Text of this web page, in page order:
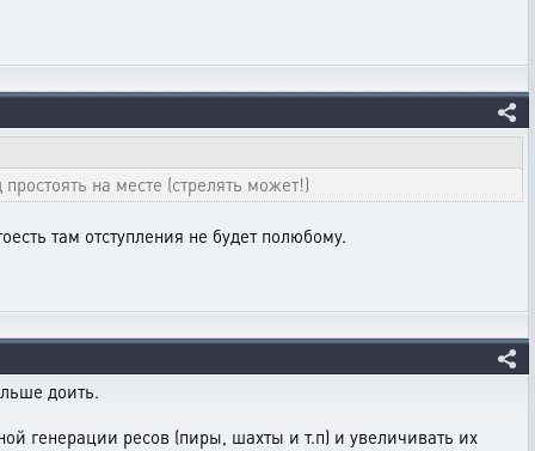
на месте (стрелять может!)
там отступления не будет полюбому.
доить.
генерации ресов (пиры, шахты и т.п) и увеличивать их